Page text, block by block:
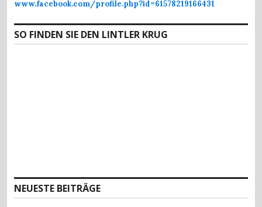
www.facebook.com/profile.php?id=61578219166431
SO FINDEN SIE DEN LINTLER KRUG
NEUESTE BEITRÄGE